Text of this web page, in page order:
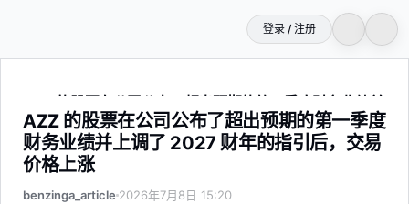
登录 / 注册
AZZ 的股票在公司公布了超出预期的第一季度财务业绩并
AZZ 的股票在公司公布了超出预期的第一季度
财务业绩并上调了 2027 财年的指引后，交易
价格上涨
benzinga_article 2026年7月8日 15:20